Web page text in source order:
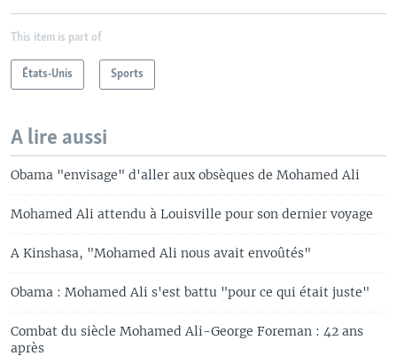
This item is part of
États-Unis Sports
A lire aussi
Obama "envisage" d'aller aux obsèques de Mohamed Ali
Mohamed Ali attendu à Louisville pour son dernier voyage
A Kinshasa, "Mohamed Ali nous avait envoûtés"
Obama : Mohamed Ali s'est battu "pour ce qui était juste"
Combat du siècle Mohamed Ali-George Foreman : 42 ans
après